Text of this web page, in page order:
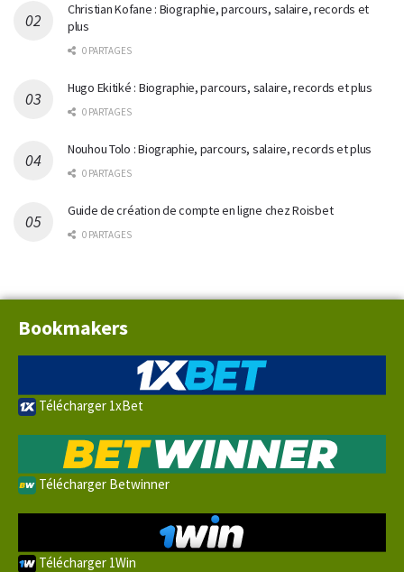
Christian Kofane : Biographie, parcours, salaire, records et
plus
0 PARTAGES
Hugo Ekitiké : Biographie, parcours, salaire, records et plus
0 PARTAGES
Nouhou Tolo : Biographie, parcours, salaire, records et plus
0 PARTAGES
Guide de création de compte en ligne chez Roisbet
0 PARTAGES
Bookmakers
Télécharger 1xBet
Télécharger Betwinner
Télécharger 1Win